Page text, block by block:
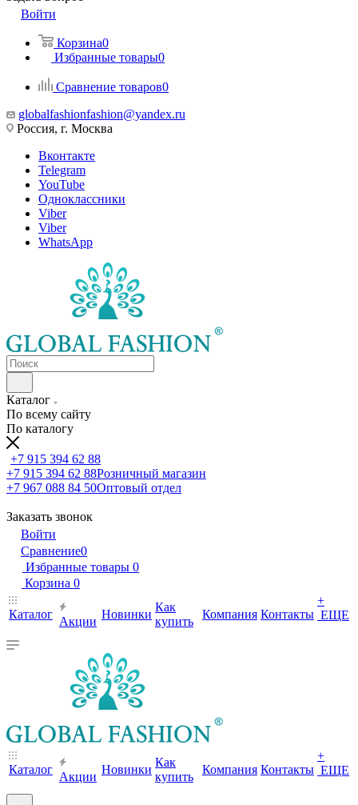
Войти
Корзина0
Избранные товары0
Сравнение товаров0
globalfashionfashion@yandex.ru
Россия, г. Москва
Вконтакте
Telegram
YouTube
Одноклассники
Viber
Viber
WhatsApp
Каталог
По всему сайту
По каталогу
+7 915 394 62 88
+7 915 394 62 88Розничный магазин
+7 967 088 84 50Оптовый отдел
Заказать звонок
Войти
Сравнение0
Избранные товары 0
Корзина 0
Каталог
Акции
Новинки
Как
купить
Компания Контакты
+
ЕЩЕ
Каталог
Акции
Новинки
Как
купить
Компания Контакты
+
ЕЩЕ